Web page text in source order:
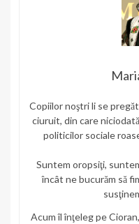
Copiilor noştri li se
ciuruit, din care
politicilor sociale
Suntem oropsiţi,
încât ne bucurăm să
Acum îl înţeleg pe